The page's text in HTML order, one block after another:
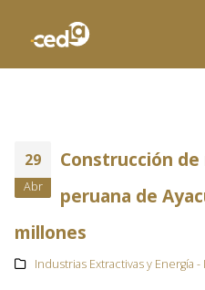
29
Abr
Construcción
peruana de
millones
Industrias Extractivas y Energía -